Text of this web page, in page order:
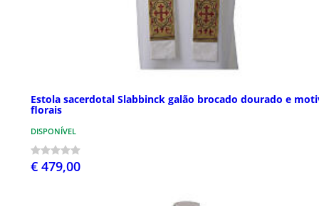
Estola sacerdotal Slabbinck galão brocado dourado e
florais
DISPONÍVEL
€ 479,00